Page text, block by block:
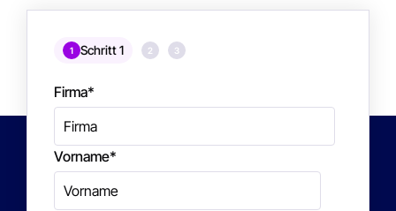
1 Schritt 1 2 3
Firma*
Vorname*